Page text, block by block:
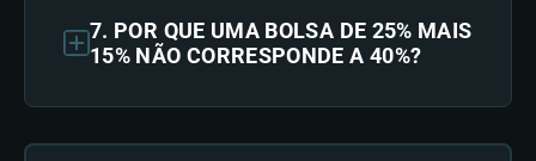
7. POR QUE UMA BOLSA DE 25% MAIS
15% NÃO CORRESPONDE A 40%?